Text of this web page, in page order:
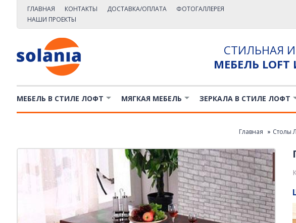
ГЛАВНАЯ КОНТАКТЫ ДОСТАВКА/ОПЛАТА
ФОТОГАЛЛЕРЕЯ
НАШИ ПРОЕКТЫ
СТИЛЬНАЯ
МЕБЕЛЬ
МЕБЕЛЬ В СТИЛЕ ЛОФТ МЯГКАЯ МЕБЕЛЬ ЗЕРКАЛА В СТИЛЕ ЛОФТ
Главная Столы